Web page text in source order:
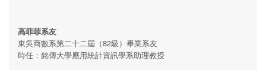
高菲菲系友
東吳商數系第二十二屆（82級）畢業系友
時任：銘傳大學應用統計資訊學系助理教授